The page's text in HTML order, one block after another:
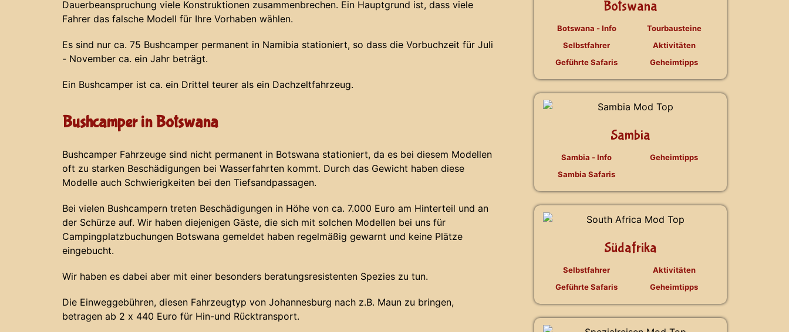
Dauerbeanspruchung viele Konstruktionen zusammenbrechen. Ein Hauptgrund ist, dass viele
Fahrer das falsche Modell für Ihre Vorhaben wählen.
Es sind nur ca. 75 Bushcamper permanent in Namibia stationiert, so dass die Vorbuchzeit für Juli
- November ca. ein Jahr beträgt.
Ein Bushcamper ist ca. ein Drittel teurer als ein Dachzeltfahrzeug.
Bushcamper in Botswana
Bushcamper Fahrzeuge sind nicht permanent in Botswana stationiert, da es bei diesem Modellen
oft zu starken Beschädigungen bei Wasserfahrten kommt. Durch das Gewicht haben diese
Modelle auch Schwierigkeiten bei den Tiefsandpassagen.
Bei vielen Bushcampern treten Beschädigungen in Höhe von ca. 7.000 Euro am Hinterteil und an
der Schürze auf. Wir haben diejenigen Gäste, die sich mit solchen Modellen bei uns für
Campingplatzbuchungen Botswana gemeldet haben regelmäßig gewarnt und keine Plätze
eingebucht.
Wir haben es dabei aber mit einer besonders beratungsresistenten Spezies zu tun.
Die Einweggebühren, diesen Fahrzeugtyp von Johannesburg nach z.B. Maun zu bringen,
betragen ab 2 x 440 Euro für Hin-und Rücktransport.
Botswana
Botswana - Info
Selbstfahrer
Geführte Safaris
Tourbausteine
Aktivitäten
Geheimtipps
Sambia
Sambia - Info
Sambia Safaris
Geheimtipps
Südafrika
Selbstfahrer
Geführte Safaris
Aktivitäten
Geheimtipps